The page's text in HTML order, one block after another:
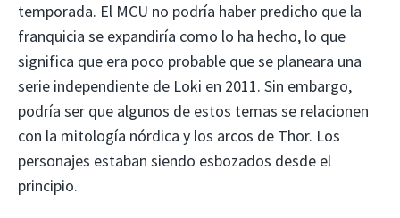
temporada. El MCU no podría haber predicho que la
franquicia se expandiría como lo ha hecho, lo que
significa que era poco probable que se planeara una
serie independiente de Loki en 2011. Sin embargo,
podría ser que algunos de estos temas se relacionen
con la mitología nórdica y los arcos de Thor. Los
personajes estaban siendo esbozados desde el
principio.